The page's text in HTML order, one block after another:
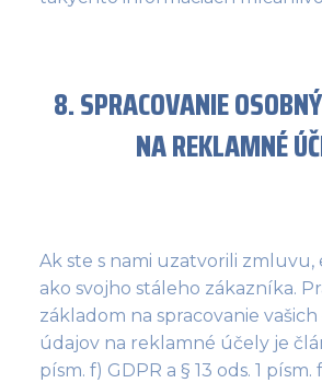
8. SPRACOVANIE
NA REKLAMNÉ
Ak ste s nami uzatvorili zmluvu,
ako svojho stáleho zákazníka.
základom na spracovanie
údajov na reklamné účely je
písm. f) GDPR a § 13 ods. 1 písm.